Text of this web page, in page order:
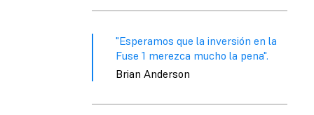
"Esperamos que la inversión en la
Fuse 1 merezca mucho la pena".
Brian Anderson